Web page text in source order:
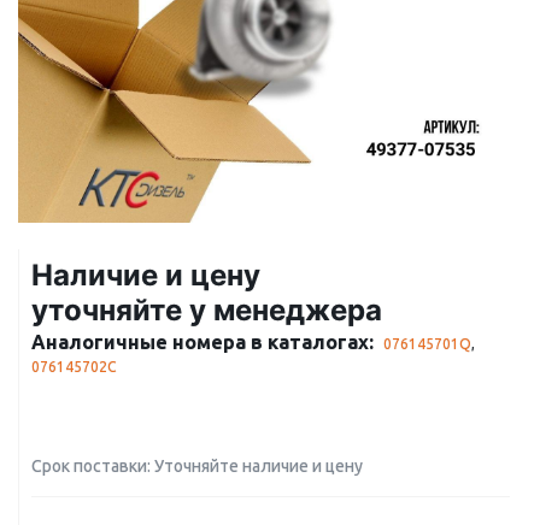
Наличие и цену
уточняйте у менеджера
Аналогичные номера в каталогах: 076145701Q,
076145702C
Срок поставки: Уточняйте наличие и цену